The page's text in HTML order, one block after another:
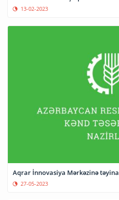
13-02-2023
Aqrar İnnovasiya Mərkəzinə
27-05-2023